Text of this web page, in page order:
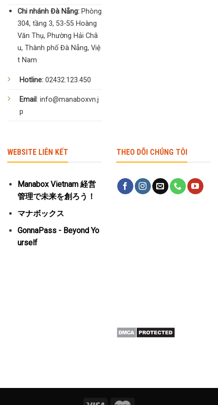
Chi nhánh Đà Nẵng:Phòng
304, tầng 3, 53-55 Hoàng
Văn Thụ, Phường Hải Châ
u, Thành phố Đà Nẵng, Việ
t Nam
Hotline: 02432.123.450
Email: info@manaboxvn.j
p
WEBSITE LIÊN KẾT
Manabox Vietnam 経営
管理で未来を創ろう！
マナボックス
GonnaPass - Beyond Yo
urself
THEO DÕI CHÚNG TÔI